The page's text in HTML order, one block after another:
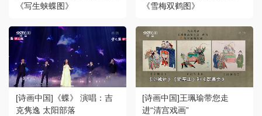
《写生蛱蝶图》
《雪梅双鹤图》
[诗画中国]《蝶》 演唱：吉
克隽逸 太阳部落
[诗画中国]王珮瑜带您走
进“清宫戏画”